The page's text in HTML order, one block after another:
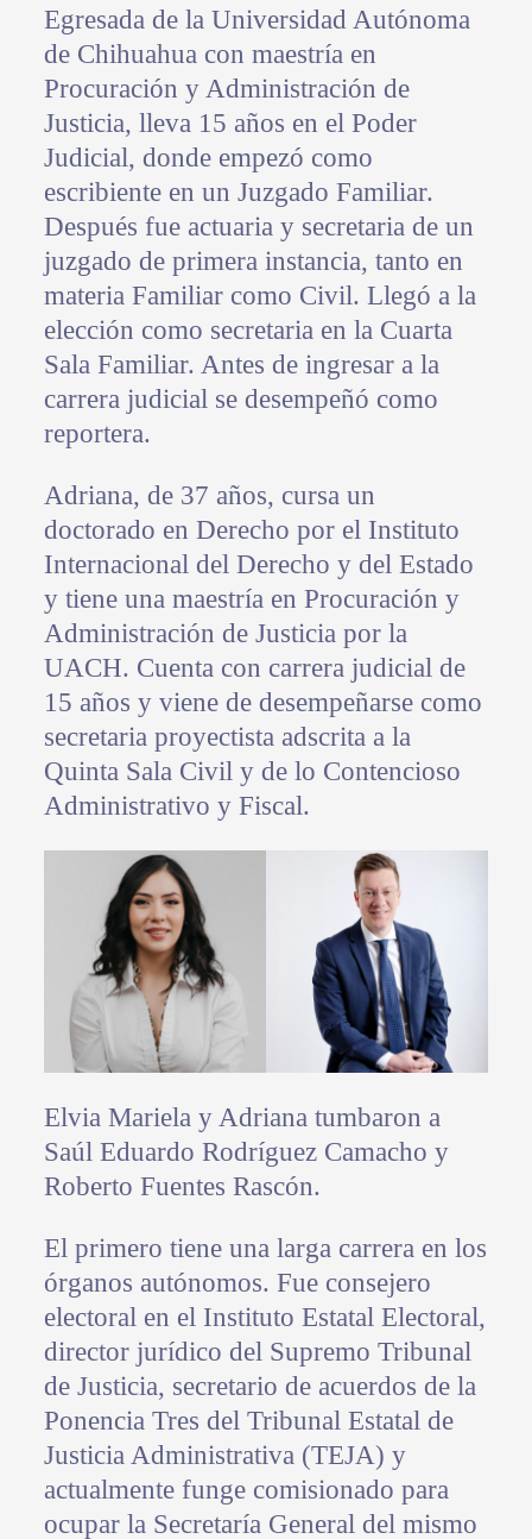
Egresada de la Universidad Autónoma
de Chihuahua con maestría en
Procuración y Administración de
Justicia, lleva 15 años en el Poder
Judicial, donde empezó como
escribiente en un Juzgado Familiar.
Después fue actuaria y secretaria de un
juzgado de primera instancia, tanto en
materia Familiar como Civil. Llegó a la
elección como secretaria en la Cuarta
Sala Familiar. Antes de ingresar a la
carrera judicial se desempeñó como
reportera.
Adriana, de 37 años, cursa un
doctorado en Derecho por el Instituto
Internacional del Derecho y del Estado
y tiene una maestría en Procuración y
Administración de Justicia por la
UACH. Cuenta con carrera judicial de
15 años y viene de desempeñarse como
secretaria proyectista adscrita a la
Quinta Sala Civil y de lo Contencioso
Administrativo y Fiscal.
Elvia Mariela y Adriana tumbaron a
Saúl Eduardo Rodríguez Camacho y
Roberto Fuentes Rascón.
El primero tiene una larga carrera en los
órganos autónomos. Fue consejero
electoral en el Instituto Estatal Electoral,
director jurídico del Supremo Tribunal
de Justicia, secretario de acuerdos de la
Ponencia Tres del Tribunal Estatal de
Justicia Administrativa (TEJA) y
actualmente funge comisionado para
ocupar la Secretaría General del mismo